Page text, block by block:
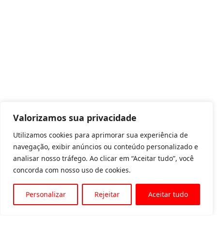
Valorizamos sua privacidade
Utilizamos cookies para aprimorar sua experiência de
navegação, exibir anúncios ou conteúdo personalizado e
analisar nosso tráfego. Ao clicar em “Aceitar tudo”, você
concorda com nosso uso de cookies.
Personalizar Rejeitar Aceitar tudo